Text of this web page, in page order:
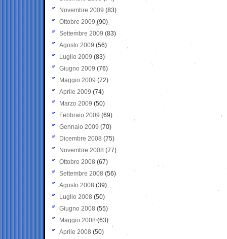
Novembre 2009 (83)
Ottobre 2009 (90)
Settembre 2009 (83)
Agosto 2009 (56)
Luglio 2009 (83)
Giugno 2009 (76)
Maggio 2009 (72)
Aprile 2009 (74)
Marzo 2009 (50)
Febbraio 2009 (69)
Gennaio 2009 (70)
Dicembre 2008 (75)
Novembre 2008 (77)
Ottobre 2008 (67)
Settembre 2008 (56)
Agosto 2008 (39)
Luglio 2008 (50)
Giugno 2008 (55)
Maggio 2008(63)
Aprile 2008 (50)